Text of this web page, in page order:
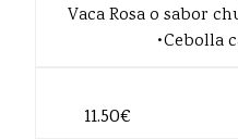
Vaca Rosa o sabor
•Cebolla
11.50€